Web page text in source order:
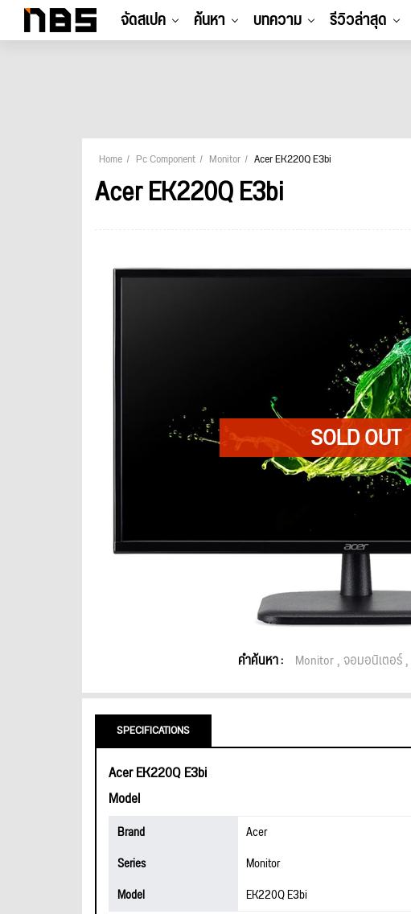
จัดสเปค ค้นหา บทความ รีวิวล่าสุด
Home Pc Component Monitor Acer EK220Q E3bi
Acer EK220Q E3bi
คำค้นหา : Monitor จอมอนิเตอร์
SPECIFICATIONS
Acer EK220Q E3bi
Model
Brand
Acer
Series
Monitor
Model
EK220Q E3bi